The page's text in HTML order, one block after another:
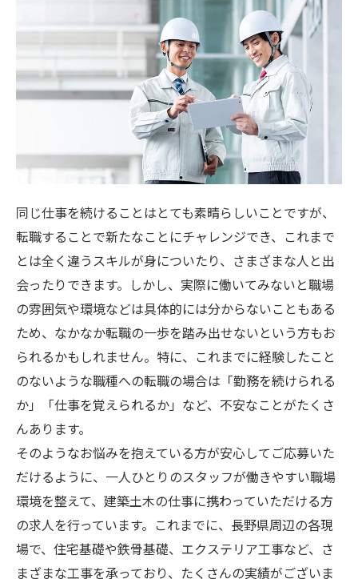
同じ仕事を続けることはとても素晴らしいことですが、
転職することで新たなことにチャレンジでき、これまで
とは全く違うスキルが身についたり、さまざまな人と出
会ったりできます。しかし、実際に働いてみないと職場
の雰囲気や環境などは具体的には分からないこともある
ため、なかなか転職の一歩を踏み出せないという方もお
られるかもしれません。特に、これまでに経験したこと
のないような職種への転職の場合は「勤務を続けられる
か」「仕事を覚えられるか」など、不安なことがたくさ
んあります。
そのようなお悩みを抱えている方が安心してご応募いた
だけるように、一人ひとりのスタッフが働きやすい職場
環境を整えて、建築土木の仕事に携わっていただける方
の求人を行っています。これまでに、長野県周辺の各現
場で、住宅基礎や鉄骨基礎、エクステリア工事など、さ
まざまな工事を承っており、たくさんの実績がございま